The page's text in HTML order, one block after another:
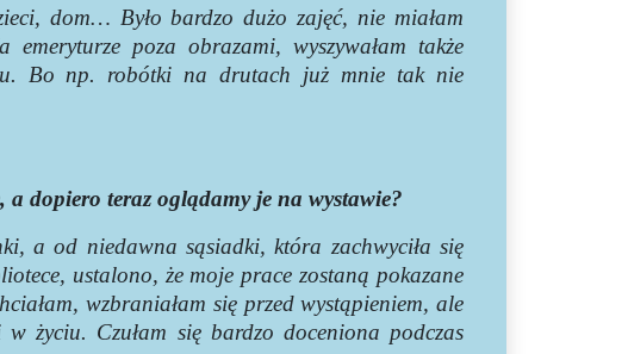
dom… Było bardzo dużo zajęć, nie miałam
poza obrazami, wyszywałam także
Bo np. robótki na drutach już mnie tak nie
dopiero teraz oglądamy je na wystawie?
a od niedawna sąsiadki, która zachwyciła się
ustalono, że moje prace zostaną pokazane
wzbraniałam się przed wystąpieniem, ale
życiu. Czułam się bardzo doceniona podczas